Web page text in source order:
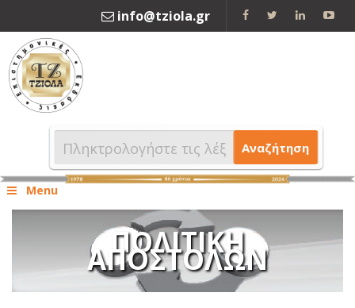
info@tziola.gr
Αναζήτηση
Menu
ΠΟΛΙΤΙΚΉ
ΑΠΟΣΤΟΛΏΝ